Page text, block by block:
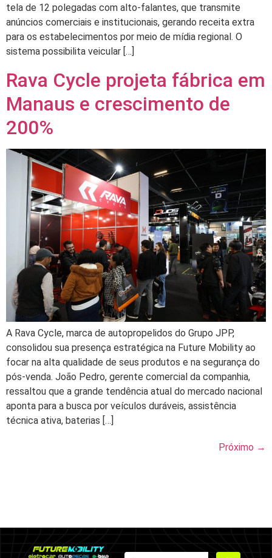
tela de 12 polegadas com alto-falantes, que transmite
anúncios comerciais e institucionais, gerando receita extra
para os estabelecimentos por meio de mídia regional. O
sistema possibilita veicular […]
Rava Cycle projeta fábrica em
Manaus e crescimento de
200%
A Rava Cycle, marca de autopropelidos do Grupo JPP,
consolidou sua presença estratégica na Future Mobility ao
focar na alta qualidade de seus produtos e na segurança do
pós-venda. João Pedro, gerente comercial da companhia,
ressaltou que a grande tendência atual do mercado nacional
aponta para a busca por veículos duráveis, assistência
técnica ativa, baterias […]
Próximo →